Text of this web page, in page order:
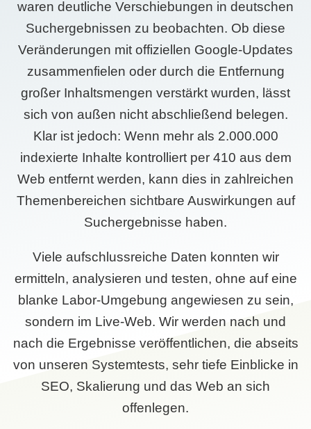
waren deutliche Verschiebungen in deutschen
Suchergebnissen zu beobachten. Ob diese
Veränderungen mit offiziellen Google-Updates
zusammenfielen oder durch die Entfernung
großer Inhaltsmengen verstärkt wurden, lässt
sich von außen nicht abschließend belegen.
Klar ist jedoch: Wenn mehr als 2.000.000
indexierte Inhalte kontrolliert per 410 aus dem
Web entfernt werden, kann dies in zahlreichen
Themenbereichen sichtbare Auswirkungen auf
Suchergebnisse haben.
Viele aufschlussreiche Daten konnten wir
ermitteln, analysieren und testen, ohne auf eine
blanke Labor-Umgebung angewiesen zu sein,
sondern im Live-Web. Wir werden nach und
nach die Ergebnisse veröffentlichen, die abseits
von unseren Systemtests, sehr tiefe Einblicke in
SEO, Skalierung und das Web an sich
offenlegen.